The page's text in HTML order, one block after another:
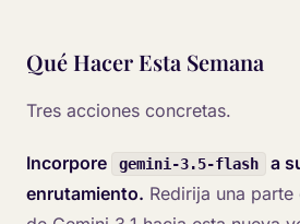
Qué Hacer Esta Semana
Tres acciones concretas.
Incorpore gemini-3.5-flash
a
enrutamiento. Redirija una